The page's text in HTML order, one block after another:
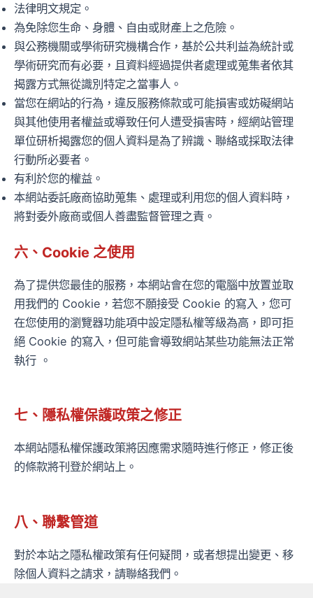
法律明文規定。
為免除您生命、身體、自由或財產上之危險。
與公務機關或學術研究機構合作，基於公共利益為統計或
學術研究而有必要，且資料經過提供者處理或蒐集者依其
揭露方式無從識別特定之當事人。
當您在網站的行為，違反服務條款或可能損害或妨礙網站
與其他使用者權益或導致任何人遭受損害時，經網站管理
單位研析揭露您的個人資料是為了辨識、聯絡或採取法律
行動所必要者。
有利於您的權益。
本網站委託廠商協助蒐集、處理或利用您的個人資料時，
將對委外廠商或個人善盡監督管理之責。
六、Cookie 之使用
為了提供您最佳的服務，本網站會在您的電腦中放置並取
用我們的 Cookie，若您不願接受 Cookie 的寫入，您可
在您使用的瀏覽器功能項中設定隱私權等級為高，即可拒
絕 Cookie 的寫入，但可能會導致網站某些功能無法正常
執行 。
七、隱私權保護政策之修正
本網站隱私權保護政策將因應需求隨時進行修正，修正後
的條款將刊登於網站上。
八、聯繫管道
對於本站之隱私權政策有任何疑問，或者想提出變更、移
除個人資料之請求，請聯絡我們。